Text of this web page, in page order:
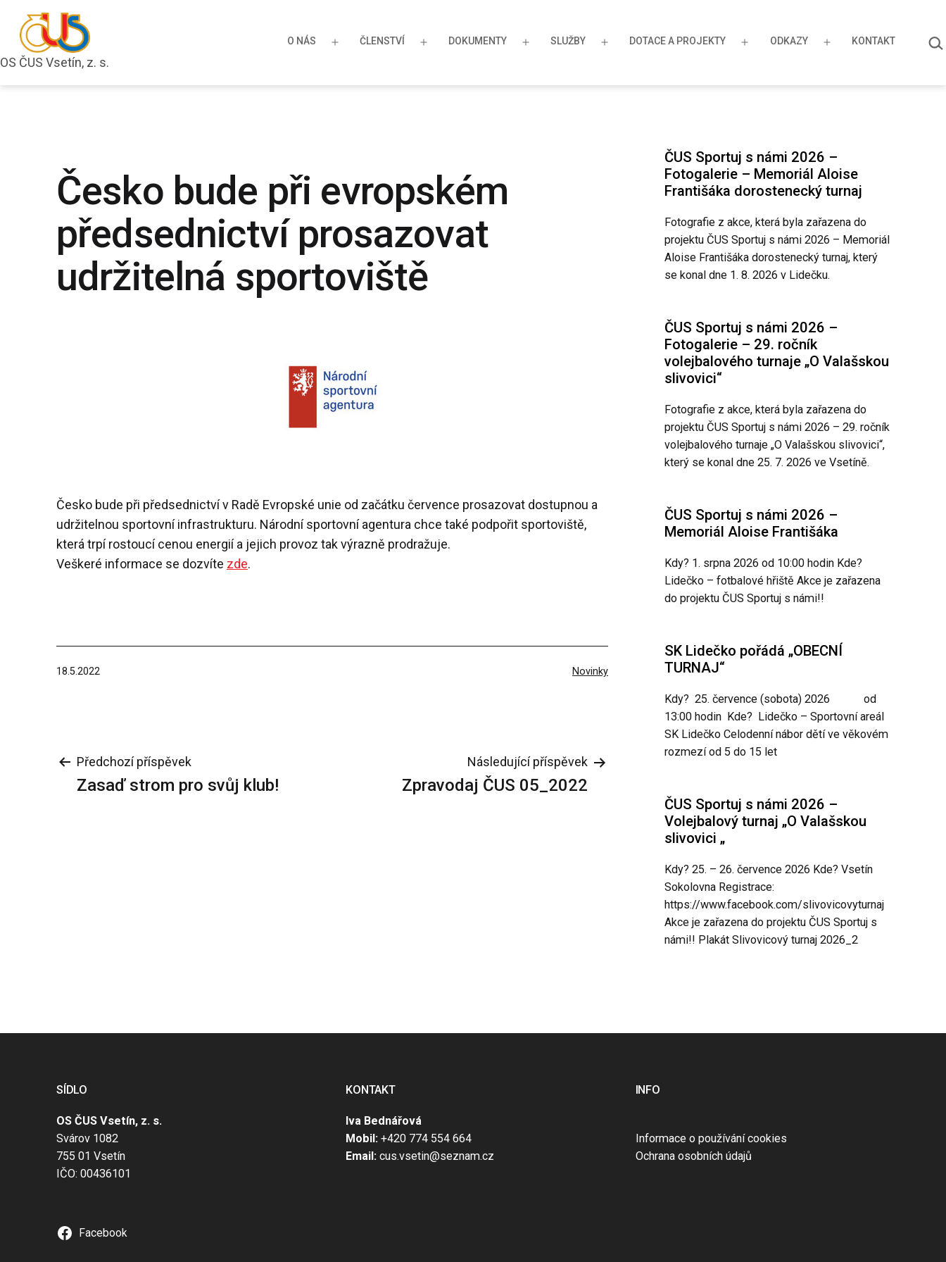
obsahu
OS ČUS Vsetín, z. s.
OS
O NÁS ČLENSTVÍ DOKUMENTY SLUŽBY DOTACE A PROJEKTY ODKAZY KONTAKT
Česko bude při evropském
předsednictví prosazovat
udržitelná sportoviště
Česko bude při předsednictví v Radě Evropské unie od začátku července prosazovat dostupnou a
udržitelnou sportovní infrastrukturu. Národní sportovní agentura chce také podpořit sportoviště,
která trpí rostoucí cenou energií a jejich provoz tak výrazně prodražuje.
Veškeré informace se dozvíte zde.
Publikováno
18.5.2022
VNovinky
Navigace
Předchozí příspěvek
Zasaď strom pro svůj klub!
Následující příspěvek
Zpravodaj ČUS 05_2022
ČUS Sportuj s námi 2026 –
Fotogalerie – Memoriál Aloise
Františáka dorostenecký turnaj
Fotografie z akce, která byla zařazena do
projektu ČUS Sportuj s námi 2026 – Memoriál
Aloise Františáka dorostenecký turnaj, který
se konal dne 1. 8. 2026 v Lidečku.
ČUS Sportuj s námi 2026 –
Fotogalerie – 29. ročník
volejbalového turnaje „O Valašskou
slivovici“
Fotografie z akce, která byla zařazena do
projektu ČUS Sportuj s námi 2026 – 29. ročník
volejbalového turnaje „O Valašskou slivovici“,
který se konal dne 25. 7. 2026 ve Vsetíně.
ČUS Sportuj s námi 2026 –
Memoriál Aloise Františáka
Kdy? 1. srpna 2026 od 10:00 hodin Kde?
Lidečko – fotbalové hřiště Akce je zařazena
do projektu ČUS Sportuj s námi!!
SK Lidečko pořádá „OBECNÍ
TURNAJ“
Kdy? 25. července (sobota) 2026 od
13:00 hodin Kde? Lidečko – Sportovní areál
SK Lidečko Celodenní nábor dětí ve věkovém
rozmezí od 5 do 15 let
ČUS Sportuj s námi 2026 –
Volejbalový turnaj „O Valašskou
slivovici „
Kdy? 25. – 26. července 2026 Kde? Vsetín
Sokolovna Registrace:
https://www.facebook.com/slivovicovyturnaj
Akce je zařazena do projektu ČUS Sportuj s
námi!! Plakát Slivovicový turnaj 2026_2
SÍDLO
OS ČUS Vsetín, z. s.
Svárov 1082
755 01 Vsetín
IČO: 00436101
KONTAKT
Iva Bednářová
Mobil: +420 774 554 664
Email:cus.vsetin@seznam.cz
INFO
Informace o používání cookies
Ochrana osobních údajů
Facebook